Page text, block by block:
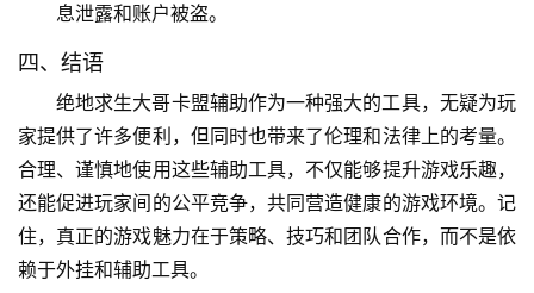
息泄露和账户被盗。
四、结语
绝地求生大哥卡盟辅助作为一种强大的工具，无疑为玩
家提供了许多便利，但同时也带来了伦理和法律上的考量。
合理、谨慎地使用这些辅助工具，不仅能够提升游戏乐趣，
还能促进玩家间的公平竞争，共同营造健康的游戏环境。记
住，真正的游戏魅力在于策略、技巧和团队合作，而不是依
赖于外挂和辅助工具。